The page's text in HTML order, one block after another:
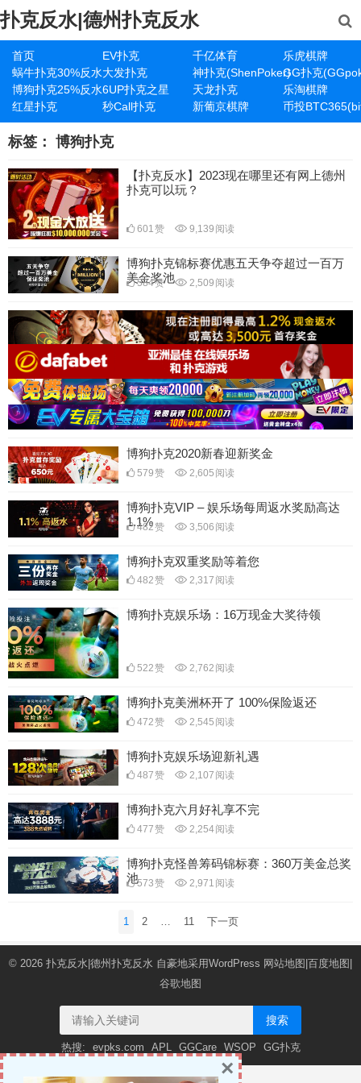
扑克反水|德州扑克反水
首页 EV扑克 千亿体育
乐虎棋牌
蜗牛扑克30%反水大发扑克 神扑克(ShenPoker)GG扑克
博狗扑克25%反水6UP扑克之星 天龙扑克
乐淘棋牌
红星扑克
秒Call扑克 新葡京棋牌 币投
标签： 博狗扑克
【扑克反水】2023现在哪里还有网上德州
扑克可以玩？
601赞 9,139 阅读
博狗扑克锦标赛优惠五天争夺超过一百万
美金奖池
584赞 2,509 阅读
博狗扑克2020新春迎新奖金
579赞 2,605 阅读
博狗扑克VIP – 娱乐场每周返水奖励高达
1.1%
482赞 3,506 阅读
博狗扑克双重奖励等着您
482赞 2,317 阅读
博狗扑克娱乐场：16万现金大奖待领
522赞 2,762 阅读
博狗扑克美洲杯开了 100%保险返还
472赞 2,545 阅读
博狗扑克娱乐场迎新礼遇
487赞 2,107 阅读
博狗扑克六月好礼享不完
477赞 2,254阅读
博狗扑克怪兽筹码锦标赛：360万美金总奖
池573赞 2,971 阅读
1 2 11 下一页
© 2026 扑克反水|德州扑克反水 自豪地采用WordPress 网站地图|百度地图|
谷歌地图
搜索
热搜: evpks.com APL GGCare WSOP GG扑克
×